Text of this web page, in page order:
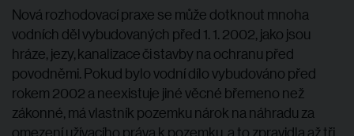
Nová rozhodovací praxe se může dotknout mnoha
vodních dělvybudovaných před 1. 1. 2002, jako jsou
hráze, jezy, kanalizace či stavby na ochranu před
povodněmi. Pokud bylo vodní dílo vybudováno před
rokem 2002 a neexistuje jiné věcné břemeno než
zákonné, má vlastník pozemku nárok na náhradu za
omezení užívacího práva k pozemku, a to zpravidla až tři